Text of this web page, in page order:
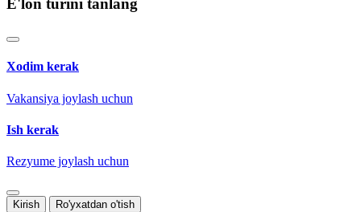
E'lon turini tanlang
Xodim kerak
Vakansiya joylash uchun
Ish kerak
Rezyume joylash uchun
Kirish Ro'yxatdan o'tish